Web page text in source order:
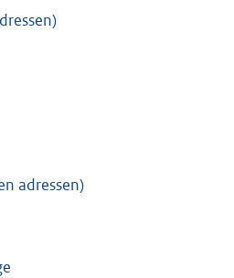
adressen)